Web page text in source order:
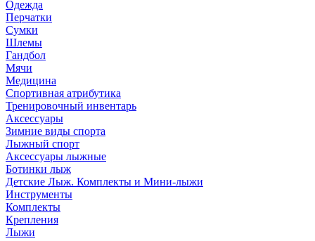
Одежда
Перчатки
Сумки
Шлемы
Гандбол
Мячи
Медицина
Спортивная атрибутика
Тренировочный инвентарь
Аксессуары
Зимние виды спорта
Лыжный спорт
Аксессуары лыжные
Ботинки лыж
Детские Лыж. Комплекты и Мини-лыжи
Инструменты
Комплекты
Крепления
Лыжи